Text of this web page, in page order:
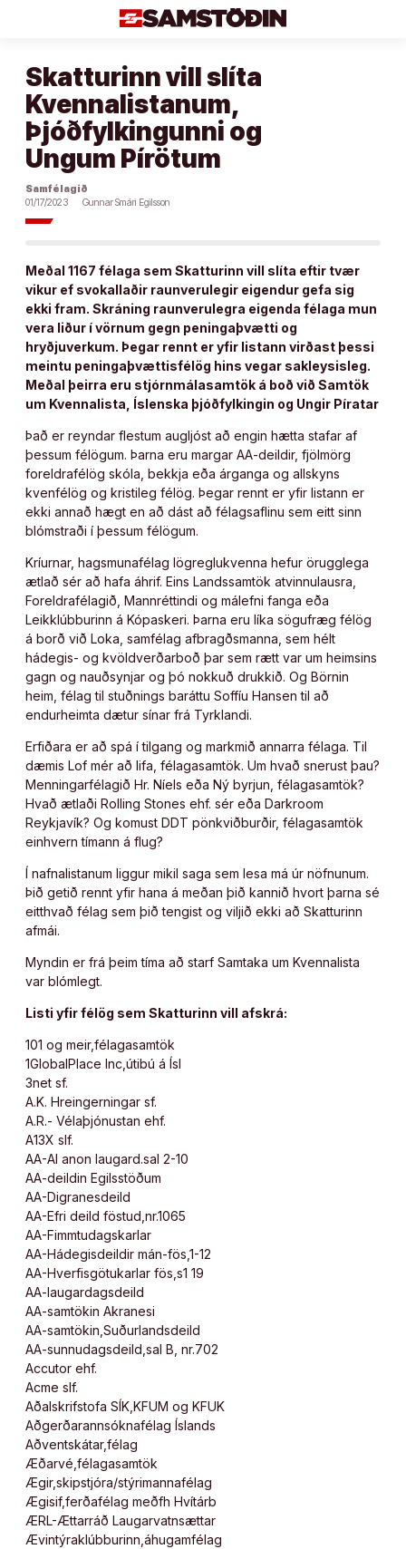
Skatturinn vill slíta
Kvennalistanum,
Þjóðfylkingunni og
Ungum Pírötum
Samfélagið
01/17/2023
Gunnar Smári Egilsson
Meðal 1167 félaga sem Skatturinn vill slíta eftir tvær
vikur ef svokallaðir raunverulegir eigendur gefa sig
ekki fram. Skráning raunverulegra eigenda félaga mun
vera liður í vörnum gegn peningaþvætti og
hryðjuverkum. Þegar rennt er yfir listann virðast þessi
meintu peningaþvættisfélög hins vegar sakleysisleg.
Meðal þeirra eru stjórnmálasamtök á boð við Samtök
um Kvennalista, Íslenska þjóðfylkingin og Ungir Píratar
Það er reyndar flestum augljóst að engin hætta stafar af
þessum félögum. Þarna eru margar AA-deildir, fjölmörg
foreldrafélög skóla, bekkja eða árganga og allskyns
kvenfélög og kristileg félög. Þegar rennt er yfir listann er
ekki annað hægt en að dást að félagsaflinu sem eitt sinn
blómstraði í þessum félögum.
Kríurnar, hagsmunafélag lögreglukvenna hefur örugglega
ætlað sér að hafa áhrif. Eins Landssamtök atvinnulausra,
Foreldrafélagið, Mannréttindi og málefni fanga eða
Leikklúbburinn á Kópaskeri. Þarna eru líka sögufræg félög
á borð við Loka, samfélag afbragðsmanna, sem hélt
hádegis- og kvöldverðarboð þar sem rætt var um heimsins
gagn og nauðsynjar og þó nokkuð drukkið. Og Börnin
heim, félag til stuðnings baráttu Soffíu Hansen til að
endurheimta dætur sínar frá Tyrklandi.
Erfiðara er að spá í tilgang og markmið annarra félaga. Til
dæmis Lof mér að lifa, félagasamtök. Um hvað snerust þau?
Menningarfélagið Hr. Níels eða Ný byrjun, félagasamtök?
Hvað ætlaði Rolling Stones ehf. sér eða Darkroom
Reykjavík? Og komust DDT pönkviðburðir, félagasamtök
einhvern tímann á flug?
Í nafnalistanum liggur mikil saga sem lesa má úr nöfnunum.
Þið getið rennt yfir hana á meðan þið kannið hvort þarna sé
eitthvað félag sem þið tengist og viljið ekki að Skatturinn
afmái.
Myndin er frá þeim tíma að starf Samtaka um Kvennalista
var blómlegt.
Listi yfir félög sem Skatturinn vill afskrá:
101 og meir,félagasamtök
1GlobalPlace Inc,útibú á Ísl
3net sf.
A.K. Hreingerningar sf.
A.R.- Vélaþjónustan ehf.
A13X slf.
AA-Al anon laugard.sal 2-10
AA-deildin Egilsstöðum
AA-Digranesdeild
AA-Efri deild föstud,nr.1065
AA-Fimmtudagskarlar
AA-Hádegisdeildir mán-fös,1-12
AA-Hverfisgötukarlar fös,s1 19
AA-laugardagsdeild
AA-samtökin Akranesi
AA-samtökin,Suðurlandsdeild
AA-sunnudagsdeild,sal B, nr.702
Accutor ehf.
Acme slf.
Aðalskrifstofa SÍK,KFUM og KFUK
Aðgerðarannsóknafélag Íslands
Aðventskátar,félag
Æðarvé,félagasamtök
Ægir,skipstjóra/stýrimannafélag
Ægisif,ferðafélag meðfh Hvítárb
ÆRL-Ættarráð Laugarvatnsættar
Ævintýraklúbburinn,áhugamfélag